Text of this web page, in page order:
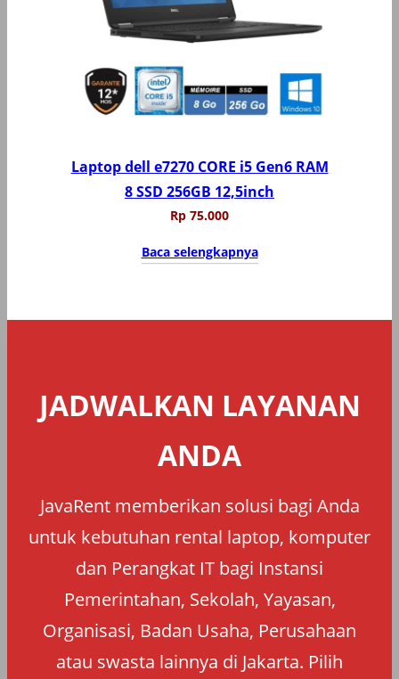
Laptop dell e7270 CORE i5 Gen6 RAM
8 SSD 256GB 12,5inch
Rp 75.000
Baca selengkapnya
JADWALKAN LAYANAN
ANDA
JavaRent memberikan solusi bagi Anda
untuk kebutuhan rental laptop, komputer
dan Perangkat IT bagi Instansi
Pemerintahan, Sekolah, Yayasan,
Organisasi, Badan Usaha, Perusahaan
atau swasta lainnya di Jakarta. Pilih